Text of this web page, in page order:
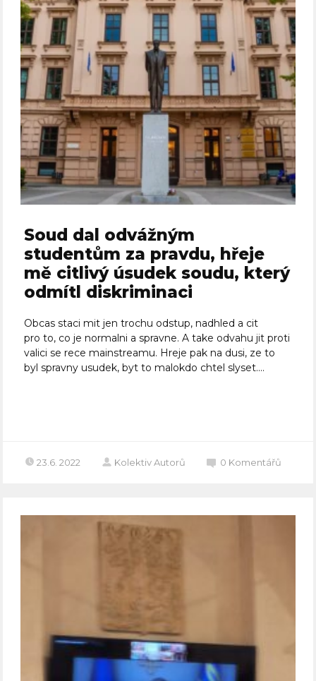
Soud dal odvážným
studentům za pravdu, hřeje
mě citlivý úsudek soudu, který
odmítl diskriminaci
Obcas staci mit jen trochu odstup, nadhled a cit
pro to, co je normalni a spravne. A take odvahu jit proti
valici se rece mainstreamu. Hreje pak na dusi, ze to
byl spravny usudek, byt to malokdo chtel slyset....
23.6. 2022 Kolektiv Autorů 0 Komentářů